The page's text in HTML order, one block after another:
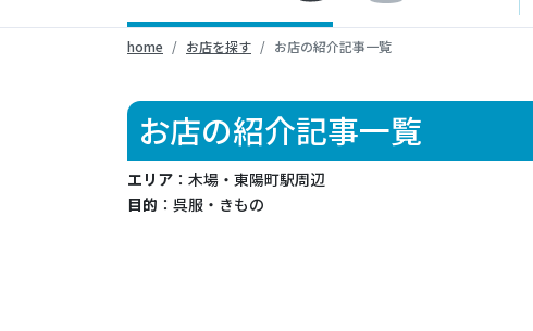
home お店を探す お店の紹介記事一覧
お店の紹介記事一覧
エリア ：木場・東陽町駅周辺
目的 ：呉服・きもの